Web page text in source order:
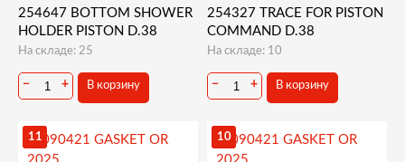
254647 BOTTOM SHOWER
HOLDER PISTON D.38
На складе: 25
− + В корзину
254327 TRACE FOR PISTON
COMMAND D.38
На складе: 10
− + В корзину
11 10